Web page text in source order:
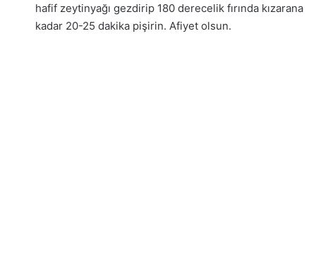
hafif zeytinyağı gezdirip 180 derecelik fırında kızarana
kadar 20-25 dakika pişirin. Afiyet olsun.